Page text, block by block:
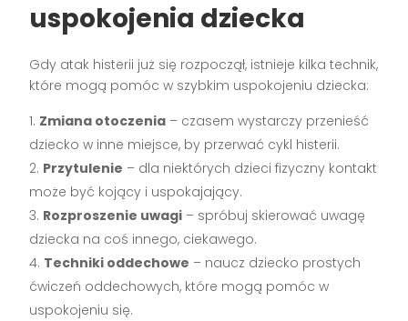
uspokojenia dziecka
Gdy atak histerii już się rozpoczął, istnieje kilka technik,
które mogą pomóc w szybkim uspokojeniu dziecka:
Zmiana otoczenia – czasem wystarczy przenieść
dziecko w inne miejsce, by przerwać cykl histerii.
Przytulenie – dla niektórych dzieci fizyczny kontakt
może być kojący i uspokajający.
Rozproszenie uwagi – spróbuj skierować uwagę
dziecka na coś innego, ciekawego.
Techniki oddechowe – naucz dziecko prostych
ćwiczeń oddechowych, które mogą pomóc w
uspokojeniu się.